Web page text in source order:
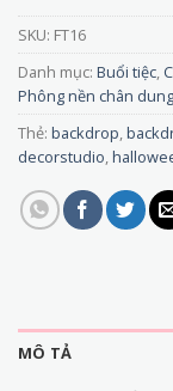
SKU: FT16
Danh mục: Buổi tiệc,
Phông nền chân
Thẻ: backdrop,
decorstudio,
MÔ TẢ